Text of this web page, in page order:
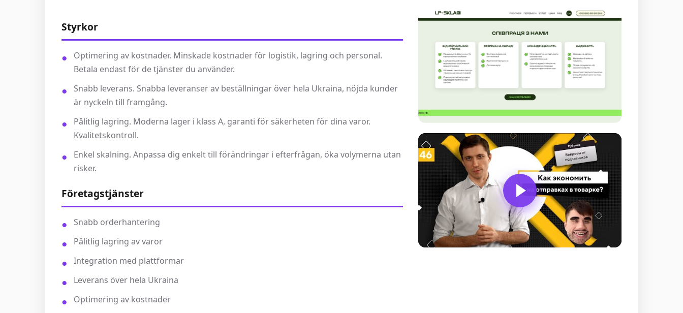
Styrkor
Optimering av kostnader. Minskade kostnader för logistik, lagring och personal.
Betala endast för de tjänster du använder.
Snabb leverans. Snabba leveranser av beställningar över hela Ukraina, nöjda kunder
är nyckeln till framgång.
Pålitlig lagring. Moderna lager i klass A, garanti för säkerheten för dina varor.
Kvalitetskontroll.
Enkel skalning. Anpassa dig enkelt till förändringar i efterfrågan, öka volymerna utan
risker.
Företagstjänster
Snabb orderhantering
Pålitlig lagring av varor
Integration med plattformar
Leverans över hela Ukraina
Optimering av kostnader